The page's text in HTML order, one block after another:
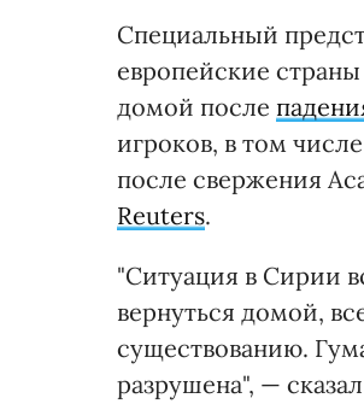
Специальный
европейские
домой после
игроков, в том
после свержения
Reuters.
"Ситуация в Сирии
вернуться домой,
существованию.
разрушена", —